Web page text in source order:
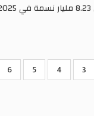
الصفحة
3 الصفحة
4 الصفحة
5
6